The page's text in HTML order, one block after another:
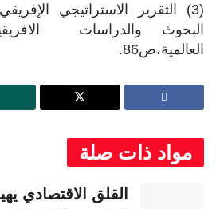
البحوث والدراسات
العالمية،ص86.
مواد ذات صلة
القلق الاقتصادي